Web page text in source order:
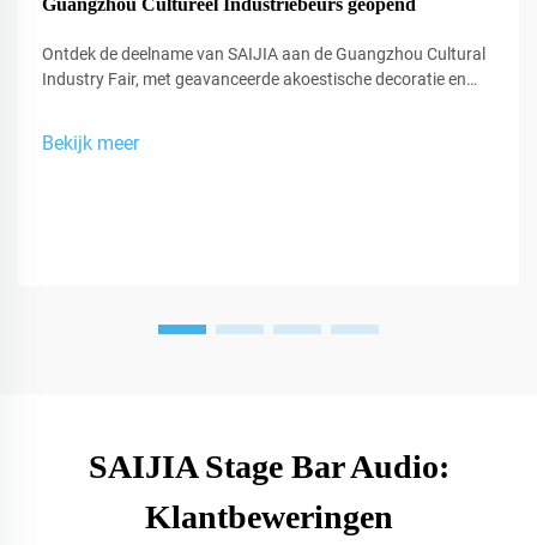
Guangzhou Cultureel Industriebeurs geopend
Ontdek de deelname van SAIJIA aan de Guangzhou Cultural
Industry Fair, met geavanceerde akoestische decoratie en
Bekijk meer
SAIJIA Stage Bar Audio:
Klantbeweringen